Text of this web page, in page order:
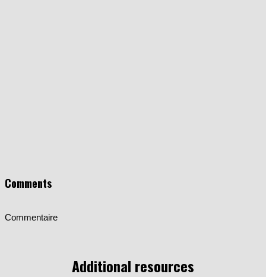
Comments
Commentaire
Additional resources